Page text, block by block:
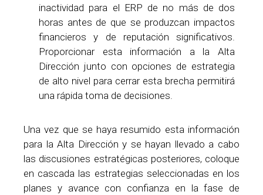
inactividad para el ERP de no más de dos
horas antes de que se produzcan impactos
financieros y de reputación significativos.
Proporcionar esta información a la Alta
Dirección junto con opciones de estrategia
de alto nivel para cerrar esta brecha permitirá
una rápida toma de decisiones.
Una vez que se haya resumido esta información
para la Alta Dirección y se hayan llevado a cabo
las discusiones estratégicas posteriores, coloque
en cascada las estrategias seleccionadas en los
planes y avance con confianza en la fase de